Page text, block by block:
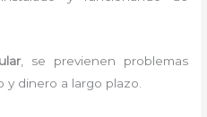
, se previenen problemas
dinero a largo plazo.